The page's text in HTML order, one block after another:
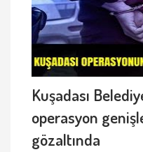
Kuşadası
operasyon
gözaltında